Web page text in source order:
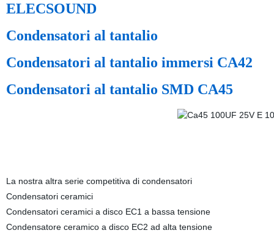
ELECSOUND
Condensatori al tantalio
Condensatori al tantalio immersi CA42
Condensatori al tantalio SMD CA45
La nostra altra serie competitiva di condensatori
Condensatori ceramici
Condensatori ceramici a disco EC1 a bassa tensione
Condensatore ceramico a disco EC2 ad alta tensione